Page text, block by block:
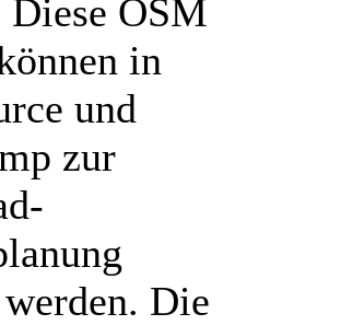
Diese OSM
in
und
zur
Die